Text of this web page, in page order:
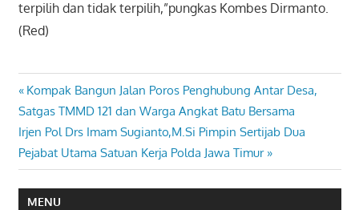
terpilih dan tidak terpilih,”pungkas Kombes Dirmanto.
(Red)
Navigasi
pos
Previous
Post:
Kompak Bangun Jalan Poros Penghubung Antar Desa,
Satgas TMMD 121 dan Warga Angkat Batu Bersama
Next
Post:
Irjen Pol Drs Imam Sugianto,M.Si Pimpin Sertijab Dua
Pejabat Utama Satuan Kerja Polda Jawa Timur
MENU